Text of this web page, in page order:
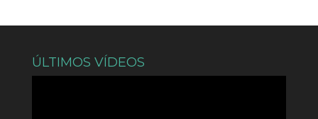
ÚLTIMOS VÍDEOS